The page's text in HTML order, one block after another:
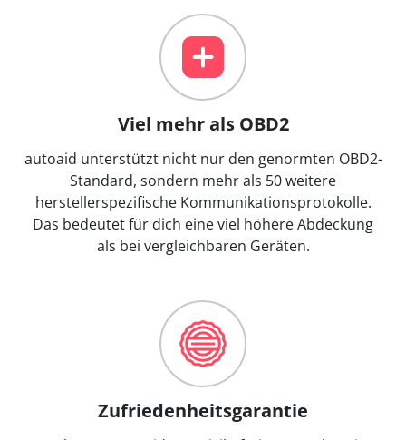
Viel mehr als OBD2
autoaid unterstützt nicht nur den genormten OBD2-
Standard, sondern mehr als 50 weitere
herstellerspezifische Kommunikationsprotokolle.
Das bedeutet für dich eine viel höhere Abdeckung
als bei vergleichbaren Geräten.
Zufriedenheitsgarantie